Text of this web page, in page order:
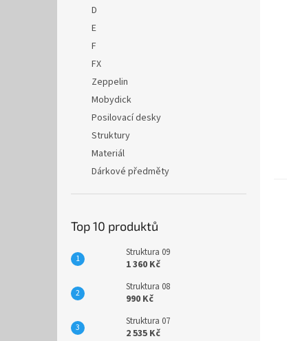
D
E
F
FX
Zeppelin
Mobydick
Posilovací desky
Struktury
Materiál
Dárkové předměty
Top 10 produktů
Struktura 09
1 360 Kč
Struktura 08
990 Kč
Struktura 07
2 535 Kč